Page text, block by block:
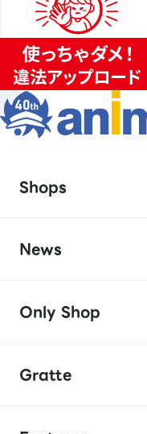
Shops
News
Only Shop
Gratte